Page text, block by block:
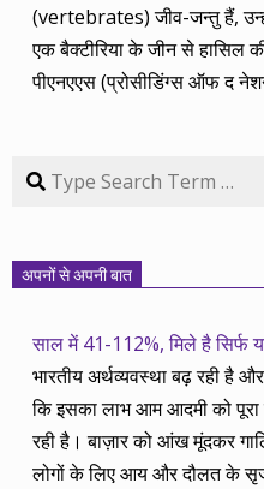
(vertebrates) जीव-जन्तु हैं,
एक बैक्टीरिया के जीन से
पीएनएएस (प्रोसीडिंग्स ऑफ द
Search
अपनों से अपनी बात
साल में 41-112%, मिले है सिर्फ
भारतीय अर्थव्यवस्था बढ़ रही है
कि इसका लाभ आम आदमी को पूरा
रही है। बाज़ार को आंख मूंदकर
लोगों के लिए आय और दौलत के